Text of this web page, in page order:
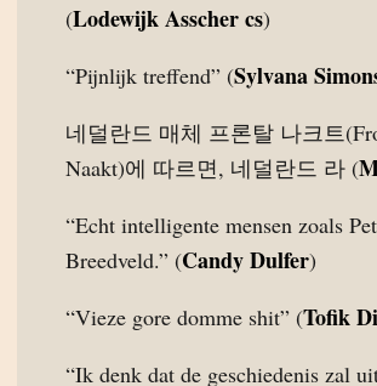
(Lodewijk Asscher cs)
“Pijnlijk treffend” (Sylvana
네덜란드 매체 프론탈 나크트
Naakt)에 따르면, 네덜란드 라 (
“Echt intelligente mensen zoals
Breedveld.” (Candy Dulfer)
“Vieze gore domme shit” (Tofik
“Ik denk dat de geschiedenis zal